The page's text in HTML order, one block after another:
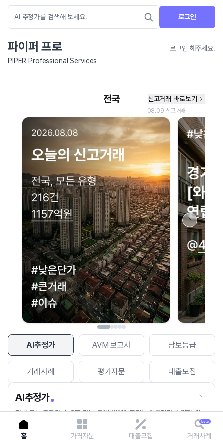
로그인
파이퍼 프로
로그인 해주세요.
PIPER Professional Services
AI추정가 AVM 보고서 담보등급
거래사례 평가자문 대출모집
AI추정가
전국 모든 토지건물, 집합건물, 매월 업데이트되는 AI추정가를 경험해보
세요.
네이버 지도 연결 안내
현재 네이버 지도 연결이 원활하지 않아 지도를 불러올 수 없습니다.
이용에 불편을 드려 죄송합니다.
다시 시도
홈 가격자문 대출모집 거래사례